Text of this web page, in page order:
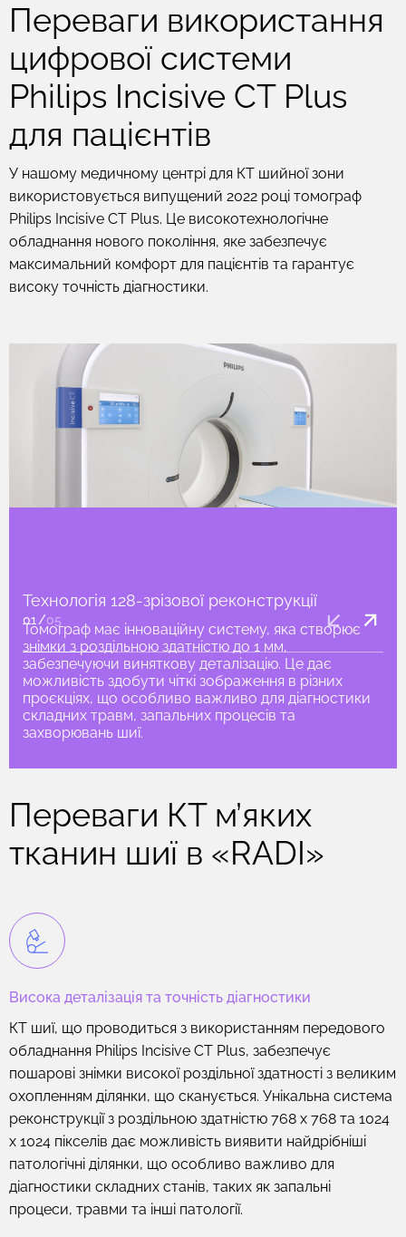
Переваги використання
цифрової системи
Philips Incisive CT Plus
для пацієнтів
У нашому медичному центрі для КТ шийної зони
використовується випущений 2022 році томограф
Philips Incisive CT Plus. Це високотехнологічне
обладнання нового покоління, яке забезпечує
максимальний комфорт для пацієнтів та гарантує
високу точність діагностики.
Технологія 128-зрізової реконструкції
Томограф має інноваційну систему, яка створює
знімки з роздільною здатністю до 1 мм,
забезпечуючи виняткову деталізацію. Це дає
можливість здобути чіткі зображення в різних
проєкціях, що особливо важливо для діагностики
складних травм, запальних процесів та
захворювань шиї.
01/05
Переваги КТ м’яких
тканин шиї в «RADI»
Висока деталізація та точність діагностики
КТ шиї, що проводиться з використанням передового
обладнання Philips Incisive CT Plus, забезпечує
пошарові знімки високої роздільної здатності з великим
охопленням ділянки, що сканується. Унікальна система
реконструкції з роздільною здатністю 768 x 768 та 1024
x 1024 пікселів дає можливість виявити найдрібніші
патологічні ділянки, що особливо важливо для
діагностики складних станів, таких як запальні
процеси, травми та інші патології.